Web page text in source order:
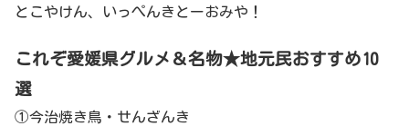
とこやけん、いっぺんきとーおみや！
これぞ愛媛県グルメ＆名物★地元民おすすめ10
選
①今治焼き鳥・せんざんき